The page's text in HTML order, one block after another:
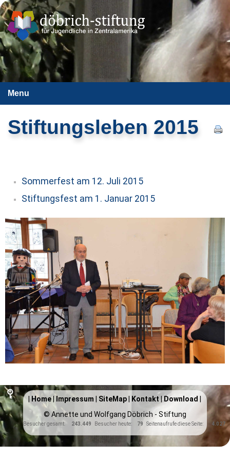
Menu
Stiftungsleben 2015
Sommerfest am 12. Juli 2015
Stiftungsfest am 1. Januar 2015
Home Impressum SiteMap Kontakt| Download
© Annette und Wolfgang Döbrich - Stiftung
Besucher gesamt: 243.449 Besucher heute: 79 Seitenaufrufe diese Seite: 4.027